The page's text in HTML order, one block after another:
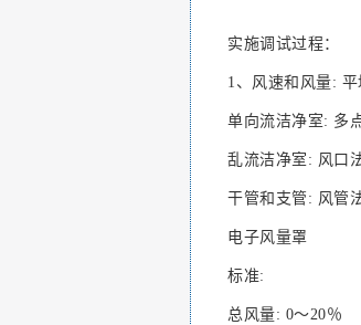
实施调试过程：
1、风速和风量:
单向流洁净室: 多
乱流洁净室: 风口
干管和支管: 风管
电子风量罩
标准:
总风量: 0～20％